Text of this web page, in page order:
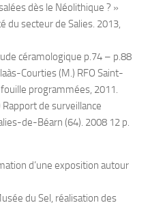
dès le Néolithique ? »
du secteur de Salies. 2013,
céramologique p.74 – p.88
Courties (M.) RFO Saint-
programmées, 2011.
de surveillance
de-Béarn (64). 2008 12 p.
d’une exposition autour
du Sel, réalisation des